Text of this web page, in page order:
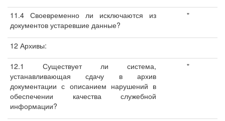
11.4 Своевременно ли исключаются из
документов устаревшие данные?
"
12 Архивы:
12.1 Существует ли система,
устанавливающая сдачу в архив
документации с описанием нарушений в
обеспечении качества служебной
информации?
"